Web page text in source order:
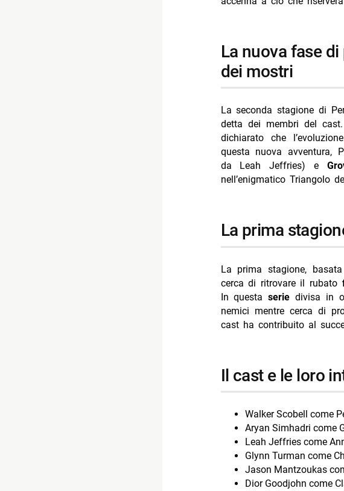
la nuova fase di percy jackson: esplorando il mare
dei mostri
La seconda stagione di
detta dei membri del
dichiarato che
questa nuova avventura,
da Leah Jeffries) e
nell’enigmatico Triangolo
la prima
La prima stagione,
cerca di ritrovare il rubato
In questaserie divisa in
nemici mentre cerca di
cast ha contribuito al
il cast e le loro
Walker Scobell come
Aryan Simhadri come
Leah Jeffries come
Glynn Turman come
Jason Mantzoukas
Dior Goodjohn come